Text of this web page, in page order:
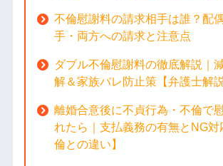
不倫慰謝料の請求相手は誰？配
手・両方への請求と注意点
ダブル不倫慰謝料の徹底解説｜
解＆家族バレ防止策【弁護士解説
離婚合意後に不貞行為・不倫で
れたら｜支払義務の有無とNG対
倫との違い】